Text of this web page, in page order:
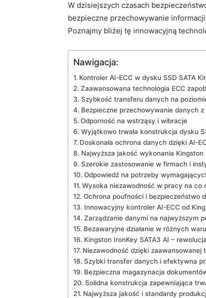
W dzisiejszych czasach
bezpieczne przechowywanie
Poznajmy bliżej tę innowacyjną
Nawigacja:
Kontroler AI-ECC‌ w dysku SSD SATA
Zaawansowana technologia ECC
Szybkość transferu‍ danych na
Bezpieczne ‌przechowywanie danych z
Odporność na wstrząsy i ⁢wibracje
Wyjątkowo trwała‌ konstrukcja⁣ dysku
Doskonała ochrona danych‍ dzięki AI-
Najwyższa ‌jakość wykonania Kingston
Szerokie zastosowanie​ w firmach i
Odpowiedź na potrzeby
Wysoka niezawodność w pracy na co
Ochrona poufności⁢ i bezpieczeństwo
Innowacyjny kontroler AI-ECC​ od
Zarządzanie‌ danymi na najwyższym
Bezawaryjne działanie w różnych
Kingston IronKey SATA3 AI –
Niezawodność dzięki zaawansowanej
Szybki transfer danych i efektywna
Bezpieczna magazynacja
Solidna konstrukcja zapewniająca
Najwyższa jakość i standardy